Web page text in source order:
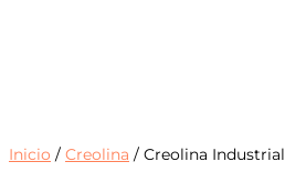
Inicio / Creolina / Creolina Industrial